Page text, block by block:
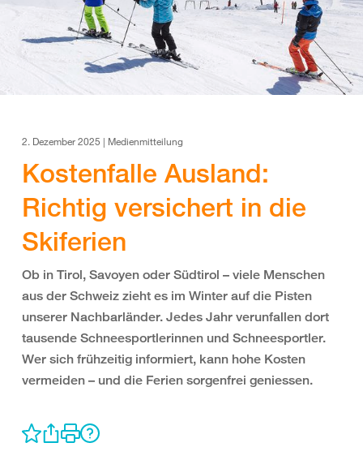
2. Dezember 2025 | Medienmitteilung
Kostenfalle Ausland:
Richtig versichert in die
Skiferien
Ob in Tirol, Savoyen oder Südtirol – viele Menschen
aus der Schweiz zieht es im Winter auf die Pisten
unserer Nachbarländer. Jedes Jahr verunfallen dort
tausende Schneesportlerinnen und Schneesportler.
Wer sich frühzeitig informiert, kann hohe Kosten
vermeiden – und die Ferien sorgenfrei geniessen.